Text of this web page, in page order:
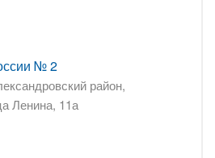
№ 2
район,
Ленина, 11а